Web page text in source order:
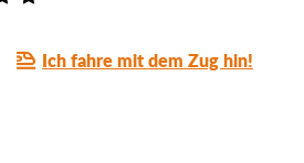
Ich fahre mit dem Zug hin!